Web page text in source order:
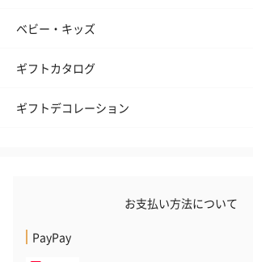
ベビー・キッズ
ギフトカタログ
ギフトデコレーション
お支払い方法について
PayPay